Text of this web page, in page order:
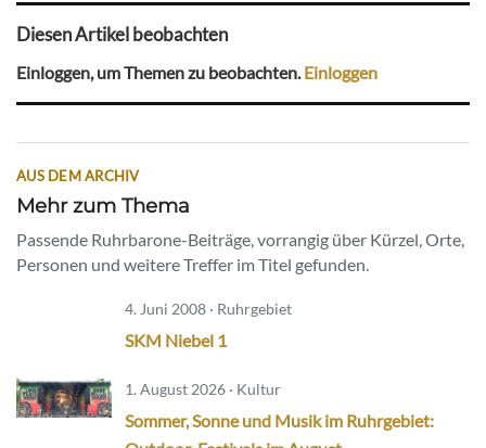
Diesen Artikel beobachten
Einloggen, um Themen zu beobachten.Einloggen
AUS DEM ARCHIV
Mehr zum Thema
Passende Ruhrbarone-Beiträge, vorrangig über Kürzel, Orte,
Personen und weitere Treffer im Titel gefunden.
4. Juni 2008 · Ruhrgebiet
SKM Niebel 1
1. August 2026 · Kultur
Sommer, Sonne und Musik im Ruhrgebiet: